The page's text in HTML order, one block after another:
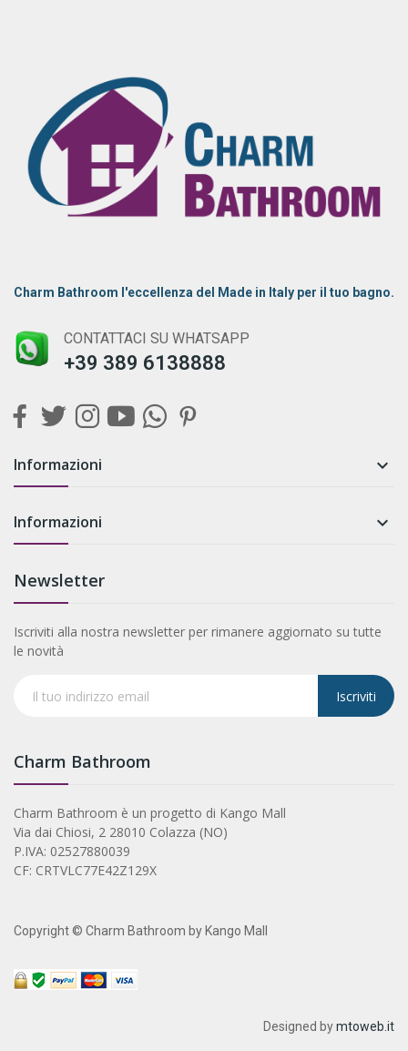
Charm Bathroom l'eccellenza del Made in Italy per il tuo bagno.
CONTATTACI SU WHATSAPP
+39 389 6138888
Informazioni 
Informazioni 
Newsletter
Iscriviti alla nostra newsletter per rimanere aggiornato su tutte
le novità
Iscriviti
Charm Bathroom
Charm Bathroom è un progetto di Kango Mall
Via dai Chiosi, 2 28010 Colazza (NO)
P.IVA: 02527880039
CF: CRTVLC77E42Z129X
Copyright © Charm Bathroom by Kango Mall
Designed bymtoweb.it